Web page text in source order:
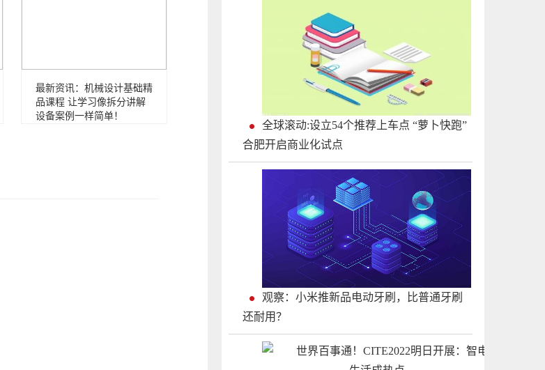
最新资讯：机械设计基础精
品课程 让学习像拆分讲解
设备案例一样简单！
全球滚动:设立54个推荐上车点 “萝卜快跑”
合肥开启商业化试点
观察：小米推新品电动牙刷，比普通牙刷
还耐用？